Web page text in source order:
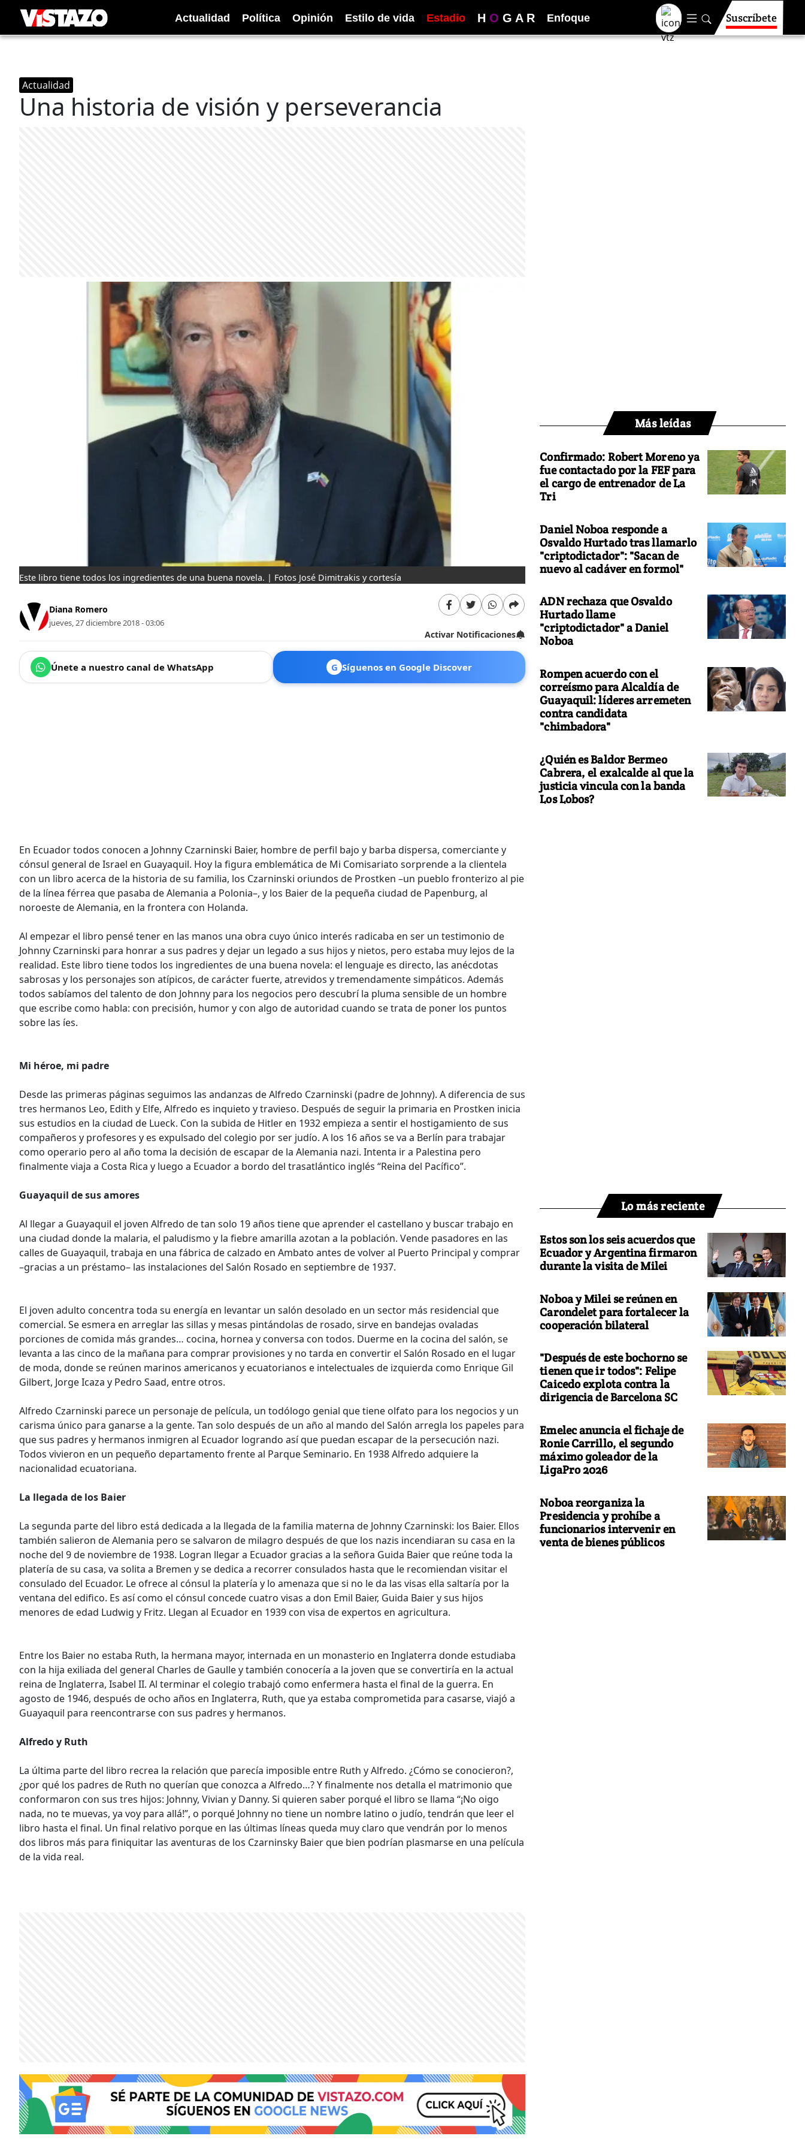
Actualidad Política Opinión Estilo de vida Estadio H O G A R Enfoque Suscríbete
Actualidad
Una historia de visión y perseverancia
Este libro tiene todos los ingredientes de una buena novela. | Fotos José Dimitrakis y cortesía
Diana Romero
jueves, 27 diciembre 2018 - 03:06
Activar Notificaciones
Únete a nuestro canal de WhatsApp G Síguenos en Google Discover
En Ecuador todos conocen a Johnny Czarninski Baier, hombre de perfil bajo y barba dispersa, comerciante y
cónsul general de Israel en Guayaquil. Hoy la figura emblemática de Mi Comisariato sorprende a la clientela
con un libro acerca de la historia de su familia, los Czarninski oriundos de Prostken –un pueblo fronterizo al pie
de la línea férrea que pasaba de Alemania a Polonia–, y los Baier de la pequeña ciudad de Papenburg, al
noroeste de Alemania, en la frontera con Holanda.
Al empezar el libro pensé tener en las manos una obra cuyo único interés radicaba en ser un testimonio de
Johnny Czarninski para honrar a sus padres y dejar un legado a sus hijos y nietos, pero estaba muy lejos de la
realidad. Este libro tiene todos los ingredientes de una buena novela: el lenguaje es directo, las anécdotas
sabrosas y los personajes son atípicos, de carácter fuerte, atrevidos y tremendamente simpáticos. Además
todos sabíamos del talento de don Johnny para los negocios pero descubrí la pluma sensible de un hombre
que escribe como habla: con precisión, humor y con algo de autoridad cuando se trata de poner los puntos
sobre las íes.
Mi héroe, mi padre
Desde las primeras páginas seguimos las andanzas de Alfredo Czarninski (padre de Johnny). A diferencia de sus
tres hermanos Leo, Edith y Elfe, Alfredo es inquieto y travieso. Después de seguir la primaria en Prostken inicia
sus estudios en la ciudad de Lueck. Con la subida de Hitler en 1932 empieza a sentir el hostigamiento de sus
compañeros y profesores y es expulsado del colegio por ser judío. A los 16 años se va a Berlín para trabajar
como operario pero al año toma la decisión de escapar de la Alemania nazi. Intenta ir a Palestina pero
finalmente viaja a Costa Rica y luego a Ecuador a bordo del trasatlántico inglés “Reina del Pacífico”.
Guayaquil de sus amores
Al llegar a Guayaquil el joven Alfredo de tan solo 19 años tiene que aprender el castellano y buscar trabajo en
una ciudad donde la malaria, el paludismo y la fiebre amarilla azotan a la población. Vende pasadores en las
calles de Guayaquil, trabaja en una fábrica de calzado en Ambato antes de volver al Puerto Principal y comprar
–gracias a un préstamo– las instalaciones del Salón Rosado en septiembre de 1937.
El joven adulto concentra toda su energía en levantar un salón desolado en un sector más residencial que
comercial. Se esmera en arreglar las sillas y mesas pintándolas de rosado, sirve en bandejas ovaladas
porciones de comida más grandes… cocina, hornea y conversa con todos. Duerme en la cocina del salón, se
levanta a las cinco de la mañana para comprar provisiones y no tarda en convertir el Salón Rosado en el lugar
de moda, donde se reúnen marinos americanos y ecuatorianos e intelectuales de izquierda como Enrique Gil
Gilbert, Jorge Icaza y Pedro Saad, entre otros.
Alfredo Czarninski parece un personaje de película, un todólogo genial que tiene olfato para los negocios y un
carisma único para ganarse a la gente. Tan solo después de un año al mando del Salón arregla los papeles para
que sus padres y hermanos inmigren al Ecuador logrando así que puedan escapar de la persecución nazi.
Todos vivieron en un pequeño departamento frente al Parque Seminario. En 1938 Alfredo adquiere la
nacionalidad ecuatoriana.
La llegada de los Baier
La segunda parte del libro está dedicada a la llegada de la familia materna de Johnny Czarninski: los Baier. Ellos
también salieron de Alemania pero se salvaron de milagro después de que los nazis incendiaran su casa en la
noche del 9 de noviembre de 1938. Logran llegar a Ecuador gracias a la señora Guida Baier que reúne toda la
platería de su casa, va solita a Bremen y se dedica a recorrer consulados hasta que le recomiendan visitar el
consulado del Ecuador. Le ofrece al cónsul la platería y lo amenaza que si no le da las visas ella saltaría por la
ventana del edifico. Es así como el cónsul concede cuatro visas a don Emil Baier, Guida Baier y sus hijos
menores de edad Ludwig y Fritz. Llegan al Ecuador en 1939 con visa de expertos en agricultura.
Entre los Baier no estaba Ruth, la hermana mayor, internada en un monasterio en Inglaterra donde estudiaba
con la hija exiliada del general Charles de Gaulle y también conocería a la joven que se convertiría en la actual
reina de Inglaterra, Isabel II. Al terminar el colegio trabajó como enfermera hasta el final de la guerra. En
agosto de 1946, después de ocho años en Inglaterra, Ruth, que ya estaba comprometida para casarse, viajó a
Guayaquil para reencontrarse con sus padres y hermanos.
Alfredo y Ruth
La última parte del libro recrea la relación que parecía imposible entre Ruth y Alfredo. ¿Cómo se conocieron?,
¿por qué los padres de Ruth no querían que conozca a Alfredo…? Y finalmente nos detalla el matrimonio que
conformaron con sus tres hijos: Johnny, Vivian y Danny. Si quieren saber porqué el libro se llama “¡No oigo
nada, no te muevas, ya voy para allá!”, o porqué Johnny no tiene un nombre latino o judío, tendrán que leer el
libro hasta el final. Un final relativo porque en las últimas líneas queda muy claro que vendrán por lo menos
dos libros más para finiquitar las aventuras de los Czarninsky Baier que bien podrían plasmarse en una película
de la vida real.
Más leídas
Confirmado: Robert Moreno ya
fue contactado por la FEF para
el cargo de entrenador de La
Tri
Daniel Noboa responde a
Osvaldo Hurtado tras llamarlo
"criptodictador": "Sacan de
nuevo al cadáver en formol"
ADN rechaza que Osvaldo
Hurtado llame
"criptodictador" a Daniel
Noboa
Rompen acuerdo con el
correísmo para Alcaldía de
Guayaquil: líderes arremeten
contra candidata
"chimbadora"
¿Quién es Baldor Bermeo
Cabrera, el exalcalde al que la
justicia vincula con la banda
Los Lobos?
Lo más reciente
Estos son los seis acuerdos que
Ecuador y Argentina firmaron
durante la visita de Milei
Noboa y Milei se reúnen en
Carondelet para fortalecer la
cooperación bilateral
"Después de este bochorno se
tienen que ir todos": Felipe
Caicedo explota contra la
dirigencia de Barcelona SC
Emelec anuncia el fichaje de
Ronie Carrillo, el segundo
máximo goleador de la
LigaPro 2026
Noboa reorganiza la
Presidencia y prohíbe a
funcionarios intervenir en
venta de bienes públicos